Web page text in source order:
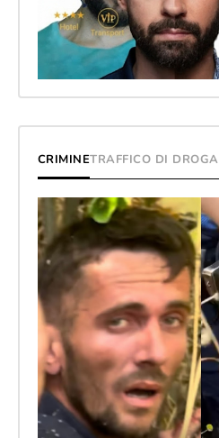
CRIMINETRAFFICO DI DROGA